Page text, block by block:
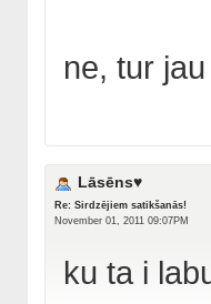
ne, tur
Lāsēns♥
Re: Sirdzējiem satikšanās!
November 01, 2011 09:07PM
ku ta i